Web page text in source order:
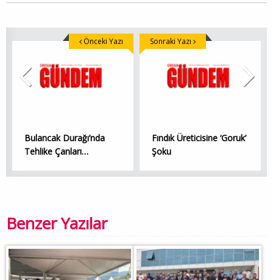
Bulancak Durağı’nda
Tehlike Çanları…
Önceki Yazı
Fındık Üreticisine ‘Goruk’
Şoku
Sonraki Yazı
Benzer Yazılar